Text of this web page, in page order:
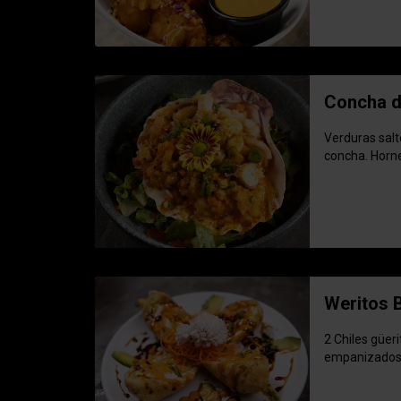
Concha
Verduras
concha.
Weritos
2 Chiles
empanizados.